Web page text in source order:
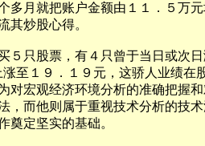
月就把账户金额由１１．５万元
其炒股心得。
只股票，有４只曾于当日或次日
至１９．１９元，这骄人业绩在
对宏观经济环境分析的准确把握
，而他则属于重视技术分析的技
奠定坚实的基础。